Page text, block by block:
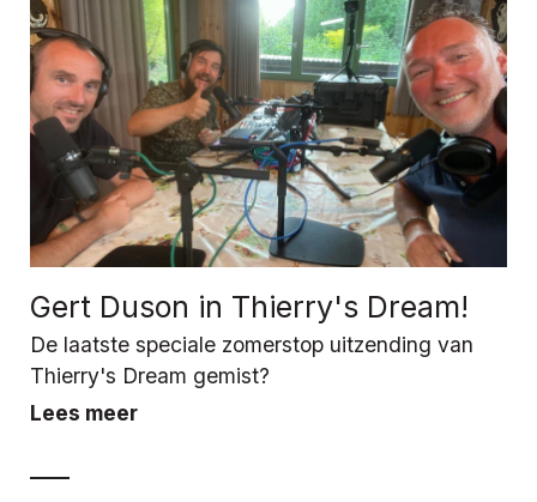
Gert Duson in Thierry's Dream!
De laatste speciale zomerstop uitzending van
Thierry's Dream gemist?
Lees meer